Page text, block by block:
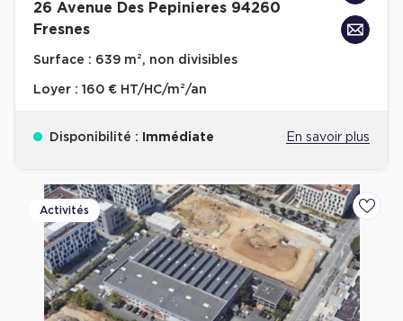
26 Avenue Des Pepinieres 94260
Fresnes
Surface : 639 m², non divisibles
Loyer : 160 € HT/HC/m²/an
Disponibilité : Immédiate En savoir plus
Activités